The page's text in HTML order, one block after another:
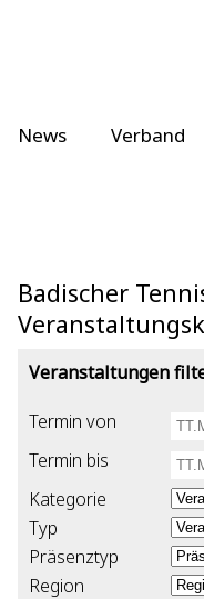
News Verband
Badischer
Veranstaltungen
Termin von
Termin bis
Kategorie
Typ
Präsenztyp
Region